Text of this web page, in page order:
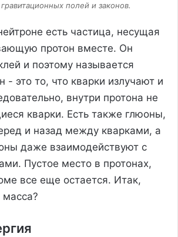
полей и законов.
есть частица, несущая
протон вместе. Он
и поэтому называется
- это то, что кварки излучают и
внутри протона не
кварки. Есть также глюоны,
и назад между кварками, а
даже взаимодействуют с
Пустое место в протонах,
все еще остается. Итак,
масса?